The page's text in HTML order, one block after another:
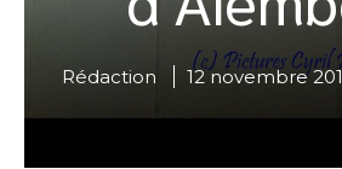
Rédaction 12 novembre